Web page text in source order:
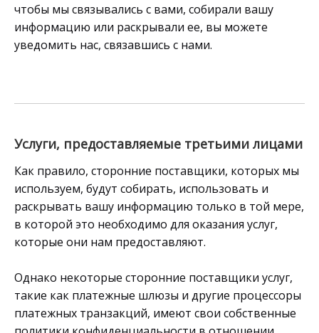
чтобы мы связывались с вами, собирали вашу
информацию или раскрывали ее, вы можете
уведомить нас, связавшись с нами.
Услуги, предоставляемые третьими лицами
Как правило, сторонние поставщики, которых мы
используем, будут собирать, использовать и
раскрывать вашу информацию только в той мере,
в которой это необходимо для оказания услуг,
которые они нам предоставляют.
Однако некоторые сторонние поставщики услуг,
такие как платежные шлюзы и другие процессоры
платежных транзакций, имеют свои собственные